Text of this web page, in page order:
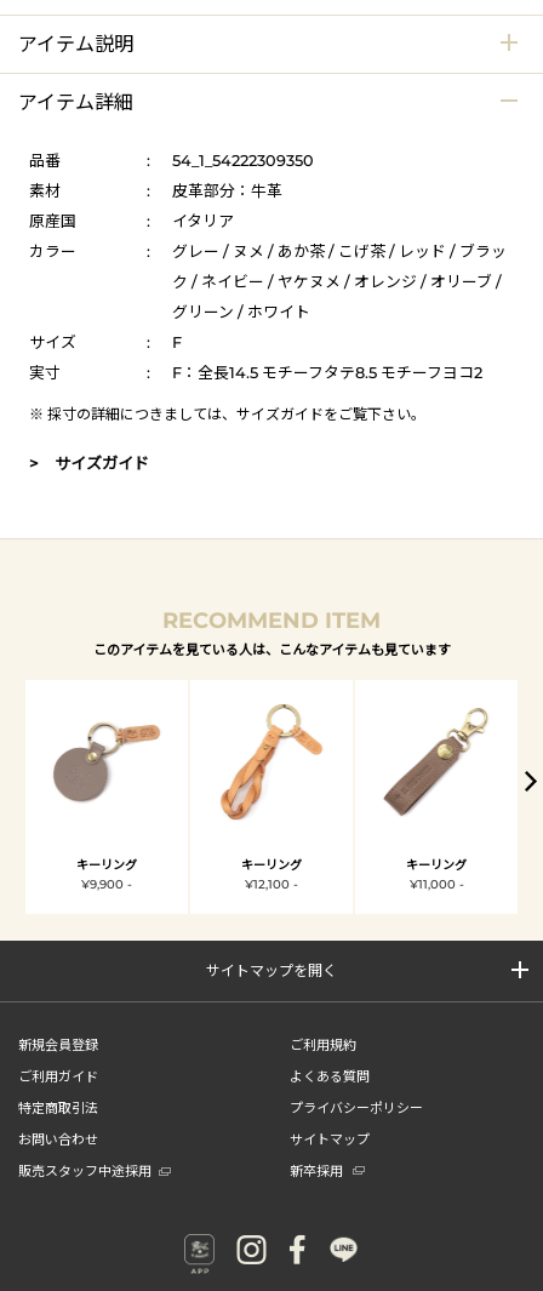
アイテム説明
アイテム詳細
品番 :
54_1_54222309350
素材
:
皮革部分：牛革
原産国
:
イタリア
カラー
:
グレー / ヌメ / あか茶 / こげ茶 / レッド / ブラッ
ク / ネイビー / ヤケヌメ / オレンジ / オリーブ /
グリーン / ホワイト
サイズ
:
F
実寸
: F：全長14.5 モチーフタテ8.5 モチーフヨコ2
※ 採寸の詳細につきましては、 サイズガイドをご覧下さい。
> サイズガイド
RECOMMEND ITEM
このアイテムを見ている人は、こんなアイテムも見ています
キーリング
¥9,900 -
キーリング
¥12,100 -
キーリング
¥11,000 -
サイトマップを開く
新規会員登録
ご利用規約
ご利用ガイド
よくある質問
特定商取引法
プライバシーポリシー
お問い合わせ
サイトマップ
販売スタッフ中途採用
新卒採用